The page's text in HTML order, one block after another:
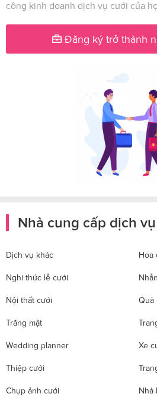
công kinh doanh dịch vụ cưới của
Đăng ký trở thành
Nhà cung cấp dịch
Dịch vụ khác Hoa
Nghi thức lễ cưới
Nội thất cưới Quà
Trăng mật
Wedding planner Xe
Thiệp cưới
Chụp ảnh cưới Nhà